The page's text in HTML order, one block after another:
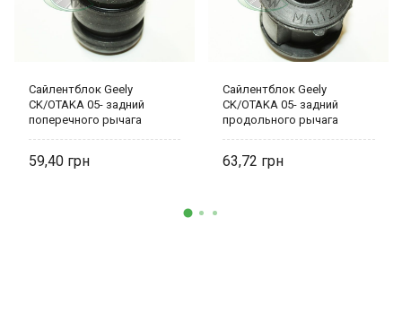
Сайлентблок Geely
CK/OTAKA 05- задний
поперечного рычага
59,40
Сайлентблок Geely
CK/OTAKA 05- задний
продольного рычага
63,72